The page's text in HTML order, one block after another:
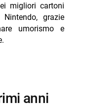
migliori cartoni
grazie
umorismo e
anni